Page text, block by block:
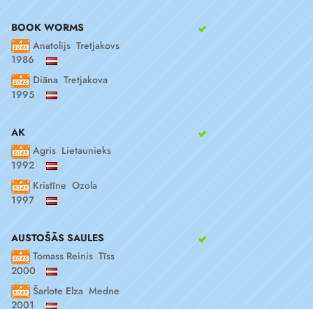
BOOK WORMS
Anatolijs Tretjakovs
1986
Diāna Tretjakova
1995
AK
Agris Lietaunieks
1992
Kristīne Ozola
1997
AUSTOŠĀS SAULES
Tomass Reinis Tīss
2000
Šarlote Elza Medne
2001